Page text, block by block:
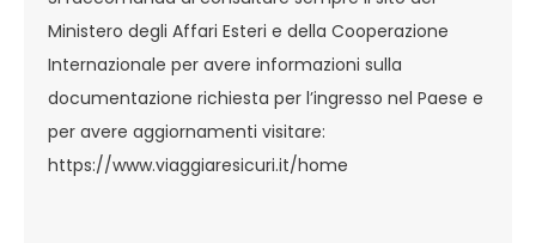
Ministero degli Affari Esteri e della Cooperazione
Internazionale per avere informazioni sulla
documentazione richiesta per l’ingresso nel Paese e
per avere aggiornamenti visitare:
https://www.viaggiaresicuri.it/home